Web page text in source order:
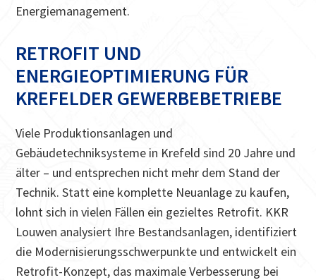
Energiemanagement.
RETROFIT UND
ENERGIEOPTIMIERUNG FÜR
KREFELDER GEWERBEBETRIEBE
Viele Produktionsanlagen und
Gebäudetechniksysteme in Krefeld sind 20 Jahre und
älter – und entsprechen nicht mehr dem Stand der
Technik. Statt eine komplette Neuanlage zu kaufen,
lohnt sich in vielen Fällen ein gezieltes Retrofit. KKR
Louwen analysiert Ihre Bestandsanlagen, identifiziert
die Modernisierungsschwerpunkte und entwickelt ein
Retrofit-Konzept, das maximale Verbesserung bei